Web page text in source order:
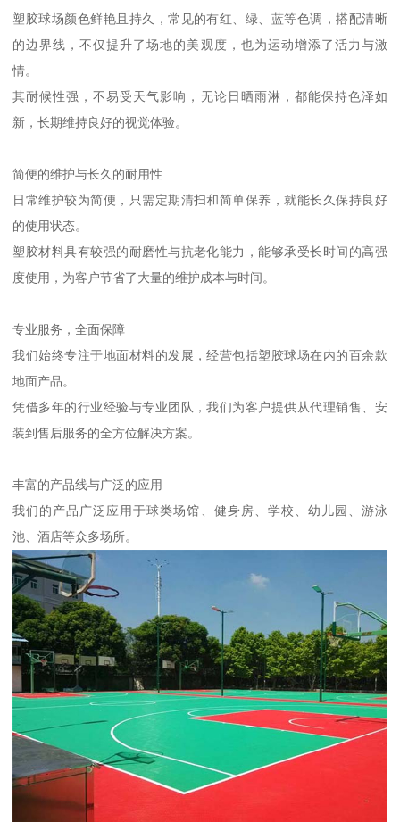
塑胶球场颜色鲜艳且持久，常见的有红、绿、蓝等色调，搭配清晰
的边界线，不仅提升了场地的美观度，也为运动增添了活力与激
情。
其耐候性强，不易受天气影响，无论日晒雨淋，都能保持色泽如
新，长期维持良好的视觉体验。
简便的维护与长久的耐用性
日常维护较为简便，只需定期清扫和简单保养，就能长久保持良好
的使用状态。
塑胶材料具有较强的耐磨性与抗老化能力，能够承受长时间的高强
度使用，为客户节省了大量的维护成本与时间。
专业服务，全面保障
我们始终专注于地面材料的发展，经营包括塑胶球场在内的百余款
地面产品。
凭借多年的行业经验与专业团队，我们为客户提供从代理销售、安
装到售后服务的全方位解决方案。
丰富的产品线与广泛的应用
我们的产品广泛应用于球类场馆、健身房、学校、幼儿园、游泳
池、酒店等众多场所。